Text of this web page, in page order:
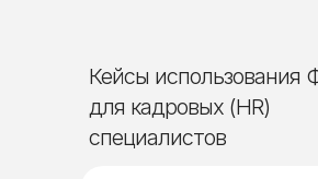
Кейсы использования
для кадровых (HR)
специалистов